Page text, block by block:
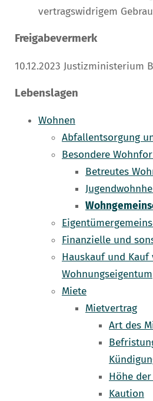
vertragswidrigem
Freigabevermerk
10.12.2023 Justizministerium
Lebenslagen
Wohnen
Abfallentsorgung
Besondere
Betreutes
Finanzielle und
Hauskauf und Kauf
Wohnungseigentum
Miete
Mietvertrag
Art des
Höhe
Kaution